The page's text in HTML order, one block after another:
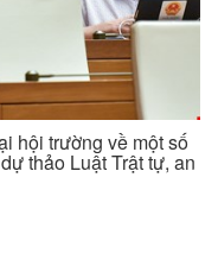
hội trường về một số
thảo Luật Trật tự, an